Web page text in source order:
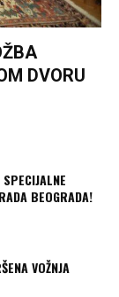
DVORU
BEOGRADA!
VOŽNJA